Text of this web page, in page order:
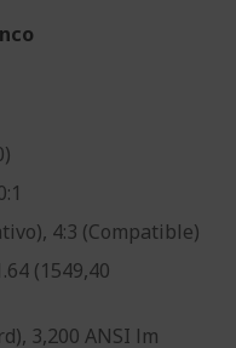
4:3 (Compatible)
(1549,40
3,200 ANSI lm